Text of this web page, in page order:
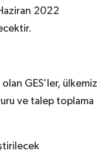
2022
GES’ler, ülkemiz
ve talep toplama